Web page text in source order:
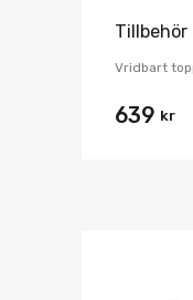
Tillbehör
Vridbart
639 kr